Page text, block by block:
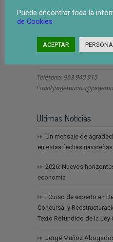
ley segunda oportunidad
Teléfono: 963 940 915
Ultimas Noticias
Un mensaje de
en estas fechas navideñas
2026: Nuevos
economía
I Curso de experto en
Concursal y
Texto Refundido de la Ley
Jorge Muñoz
Puede encontrar toda la
de Cookies
ACEPTAR